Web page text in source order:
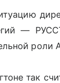
—
роли
так